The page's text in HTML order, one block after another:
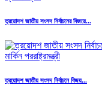
ত্রয়োদশ জাতীয় সংসদ নির্বাচনের বিজয়ে...
ত্রয়োদশ জাতীয় সংসদ নির্বাচনে বিজয়...